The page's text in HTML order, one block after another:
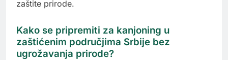
zaštite prirode.
Kako se pripremiti za kanjoning u
zaštićenim područjima Srbije bez
ugrožavanja prirode?